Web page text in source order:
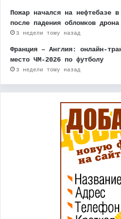
Пожар начался на нефтебазе
после падения обломков дрона
3 недели тому назад
Франция – Англия: онлайн-
место ЧМ-2026 по футболу
3 недели тому назад